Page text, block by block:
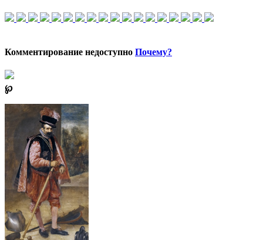
Комментирование недоступно Почему?
℘